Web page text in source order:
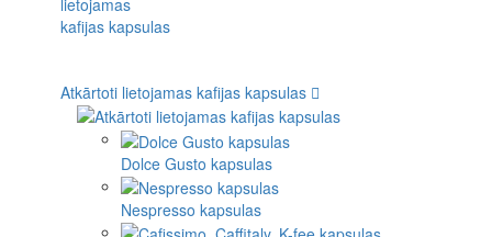
Atkārtoti lietojamas kafijas kapsulas
Dolce Gusto kapsulas
Nespresso kapsulas